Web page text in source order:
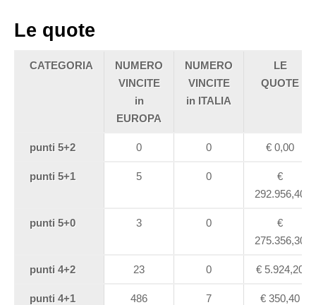
Le quote
CATEGORIA
NUMERO
VINCITE
in
EUROPA
NUMERO
VINCITE
in ITALIA
LE
QUOTE
punti 5+2 0 0 € 0,00
punti 5+1 5 0
€
292.956,40
punti 5+0 3 0
€
275.356,30
punti 4+2 23 0 € 5.924,20
punti 4+1 486 7 € 350,40